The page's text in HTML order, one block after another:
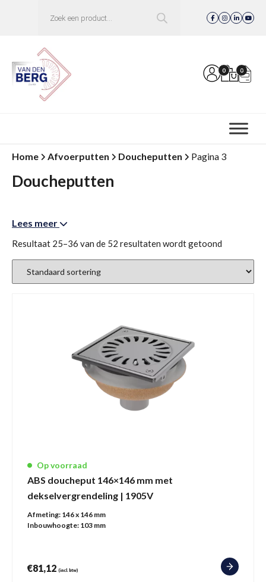
zoeken
0 0
Home Afvoerputten Doucheputten Pagina 3
Doucheputten
Lees meer
Resultaat 25–36 van de 52 resultaten wordt getoond
Op voorraad
ABS doucheput 146×146 mm met
dekselvergrendeling | 1905V
Afmeting: 146 x 146 mm
Inbouwhoogte: 103 mm
€81,12 (incl. btw)